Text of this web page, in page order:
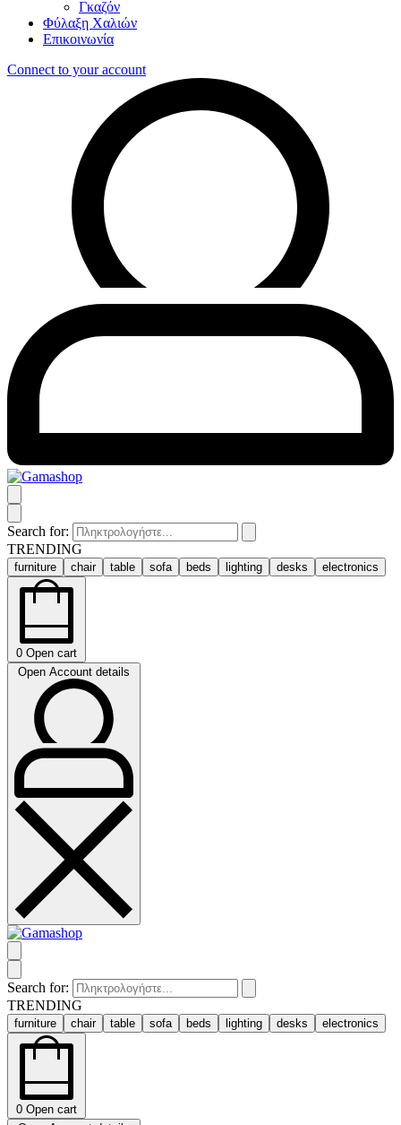
Γκαζόν
Φύλαξη Χαλιών
Επικοινωνία
Connect to your account
Search for:
TRENDING
furniture chair table sofa beds lighting desks electronics
0 Open cart
Open Account details
Search for:
TRENDING
furniture chair table sofa beds lighting desks electronics
0 Open cart